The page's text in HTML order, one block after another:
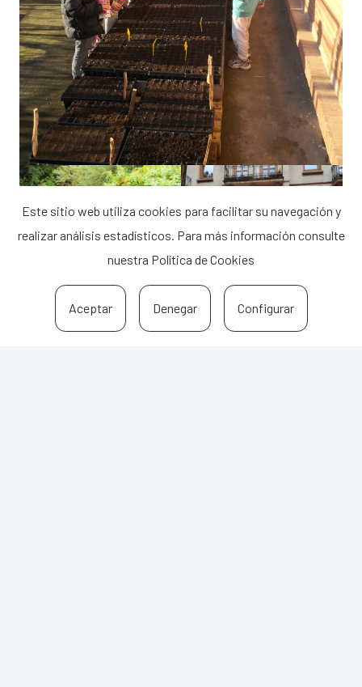
Este sitio web utiliza cookies para facilitar su navegación y
realizar análisis estadísticos. Para más información consulte
nuestra Política de Cookies
Aceptar Denegar Configurar